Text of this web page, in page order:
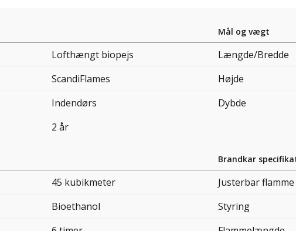
Lofthængt biopejs
ScandiFlames
Indendørs
2 år
Mål og vægt
Længde/Bredde
Højde
Dybde
45 kubikmeter
Bioethanol
Brandkar
Justerbar flamme
Styring